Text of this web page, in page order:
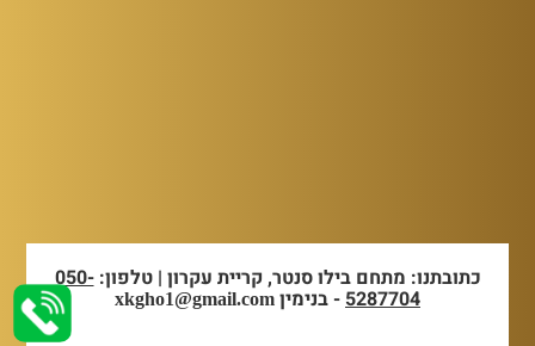
כתובתנו: מתחם בילו סנטר, קריית עקרון | טלפון:050-
5287704- בנימין xkgho1@gmail.com